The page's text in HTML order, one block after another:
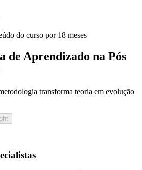
do curso por 18 meses
de Aprendizado na Pós
transforma teoria em evolução